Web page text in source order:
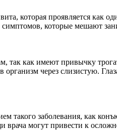
которая проявляется как
которые мешают
как имеют привычку
организм через слизистую.
такого заболевания, как
могут привести к